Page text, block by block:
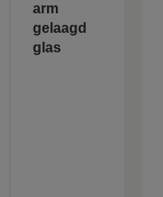
arm
gelaagd
glas